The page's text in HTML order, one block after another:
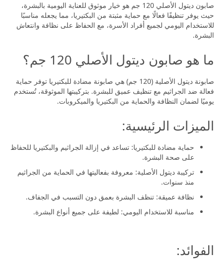
صابون ديتول الأصلي 120 جم هو خيار موثوق للعناية اليومية بالبشرة،
حيث يوفر تنظيفًا فعالًا مع حماية مثبتة من البكتيريا، مما يجعله مناسبًا
للاستخدام اليومي لجميع أفراد الأسرة، مع الحفاظ على نظافة وانتعاش
البشرة.
ما هو صابون ديتول الأصلي 120 جم؟
صابونة ديتول الأصلية (120 جم) هي صابونة مضادة للبكتيريا توفر حماية
فعالة ضد الجراثيم مع تنظيف عميق للبشرة. بتركيبتها الموثوقة، تُستخدم
يوميًا لضمان النظافة والحماية من البكتيريا والميكروبات.
الميزات الرئيسية:
حماية مضادة للبكتيريا: تساعد في إزالة الجراثيم والبكتيريا للحفاظ
على صحة البشرة.
تركيبة ديتول الأصلية: معروفة بفعاليتها في الحماية من الجراثيم
منذ سنوات.
نظافة عميقة: تنظف البشرة بعمق دون التسبب في الجفاف.
مناسبة للاستخدام اليومي: لطيفة على جميع أنواع البشرة.
الفوائد: